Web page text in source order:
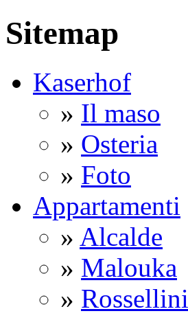
Sitemap
Kaserhof
» Il maso
» Osteria
» Foto
Appartamenti
» Alcalde
» Malouka
» Rossellini